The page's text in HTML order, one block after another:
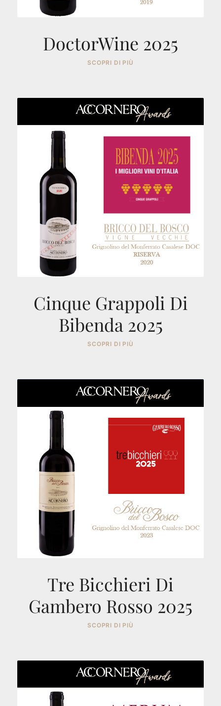
DoctorWine 2025
SCOPRI DI PIÙ
Cinque Grappoli Di
Bibenda 2025
SCOPRI DI PIÙ
Tre Bicchieri Di
Gambero Rosso 2025
SCOPRI DI PIÙ